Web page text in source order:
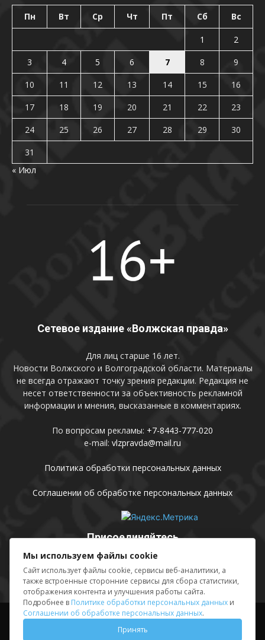
Пн Вт Ср Чт Пт Сб Вс
1
2
3
4 5 6 7 8
9
10
11 12 13 14 15
16
17
18 19 20 21 22
23
24
25 26 27 28 29
30
31
« Июл
Сетевое издание «Волжская правда»
Для лиц старше 16 лет.
Новости Волжского и Волгоградской области. Материалы
не всегда отражают точку зрения редакции. Редакция не
несет ответственности за объективность рекламной
информации и мнения, высказанные в комментариях.
По вопросам рекламы: +7-8443-777-020
e-mail: vlzpravda@mail.ru
Политика обработки персональных данных
Соглашении об обработке персональных данных
Присоединяйтесь
Выходные данные Sing in
© АМУ «Редакция газеты «Волжская правда», 2012-2026
Мы используем файлы cookie
Сайт использует файлы cookie, сервисы веб-аналитики, а
также встроенные сторонние сервисы для сбора статистики,
отображения контента и улучшения работы сайта.
Подробнее в Политике обработки персональных данных и
Соглашении об обработке персональных данных.
Принять